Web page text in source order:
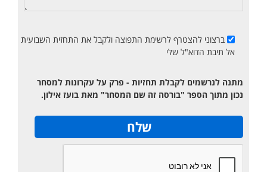
ברצוני להצטרף לרשימת התפוצה ולקבל את התחזית השבועית
אל תיבת הדוא"ל שלי
מתנה לנרשמים לקבלת תחזיות - פרק על עקרונות למסחר
נכון מתוך הספר "בורסה זה שם המסחר" מאת בועז אילון.